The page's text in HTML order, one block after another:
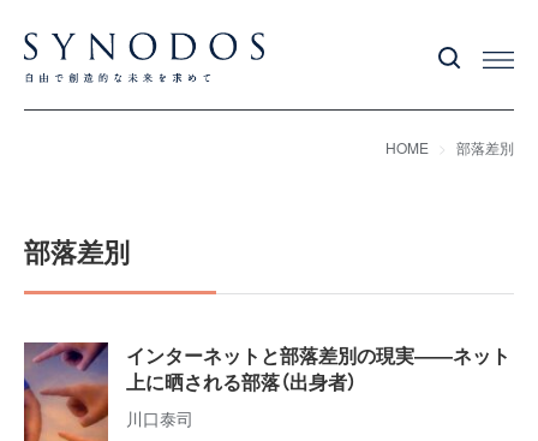
HOME 部落差別
部落差別
インターネットと部落差別の現実――ネット
上に晒される部落（出身者）
川口泰司